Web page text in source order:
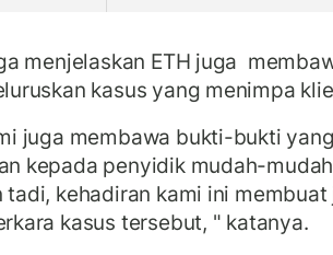
menjelaskan ETH juga
kasus yang menimpa
juga membawa bukti-bukti
kepada penyidik mudah-
tadi, kehadiran kami ini membuat
kasus tersebut, " katanya.